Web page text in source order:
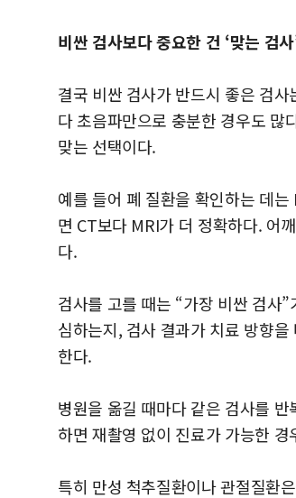
비싼 검사보다 중요한 건 ‘맞는 검사
결국 비싼 검사가 반드시 좋은 검
다 초음파만으로 충분한 경우도 많
맞는 선택이다.
예를 들어 폐 질환을 확인하는 데
면 CT보다 MRI가 더 정확하다. 어
다.
검사를 고를 때는 “가장 비싼 검사
심하는지, 검사 결과가 치료 방향
한다.
병원을 옮길 때마다 같은 검사를
하면 재촬영 없이 진료가 가능한 경
특히 만성 척추질환이나 관절질환